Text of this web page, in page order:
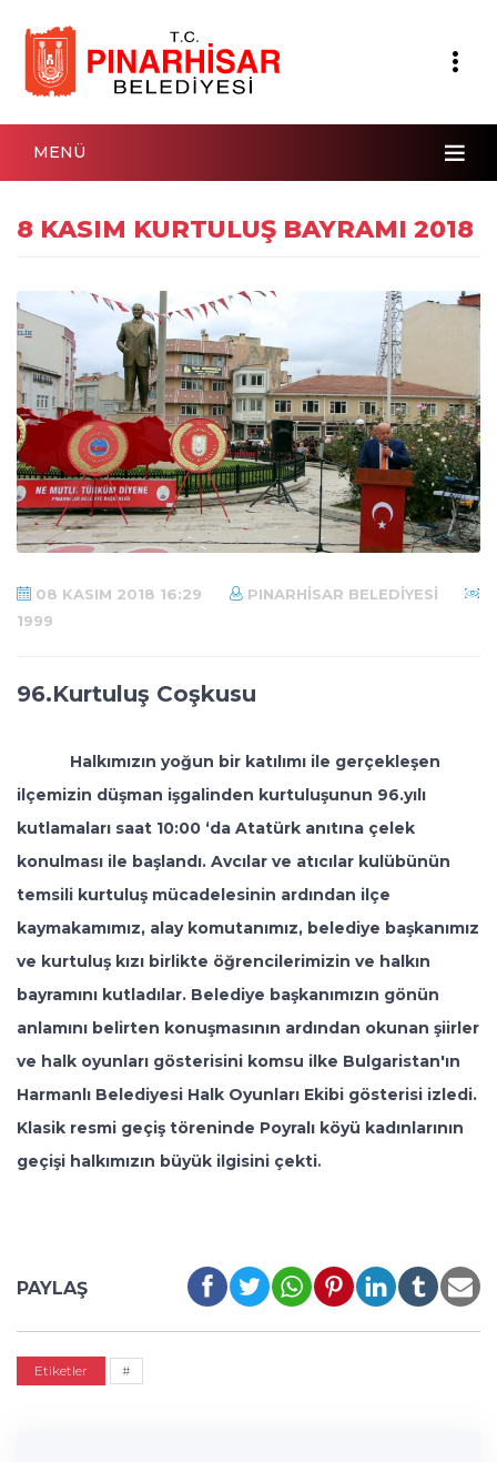
MENÜ
8 KASIM KURTULUŞ BAYRAMI 2018
08 KASIM 2018 16:29
PINARHISAR BELEDIYESI
1999
96.Kurtuluş Coşkusu
Halkımızın yoğun bir katılımı ile gerçekleşen
ilçemizin düşman işgalinden kurtuluşunun 96.yılı
kutlamaları saat 10:00 ‘da Atatürk anıtına çelek
konulması ile başlandı. Avcılar ve atıcılar kulübünün
temsili kurtuluş mücadelesinin ardından ilçe
kaymakamımız, alay komutanımız, belediye başkanımız
ve kurtuluş kızı birlikte öğrencilerimizin ve halkın
bayramını kutladılar. Belediye başkanımızın gönün
anlamını belirten konuşmasının ardından okunan şiirler
ve halk oyunları gösterisini komsu ilke Bulgaristan'ın
Harmanlı Belediyesi Halk Oyunları Ekibi gösterisi izledi.
Klasik resmi geçiş töreninde Poyralı köyü kadınlarının
geçişi halkımızın büyük ilgisini çekti.
PAYLAŞ
Etiketler #